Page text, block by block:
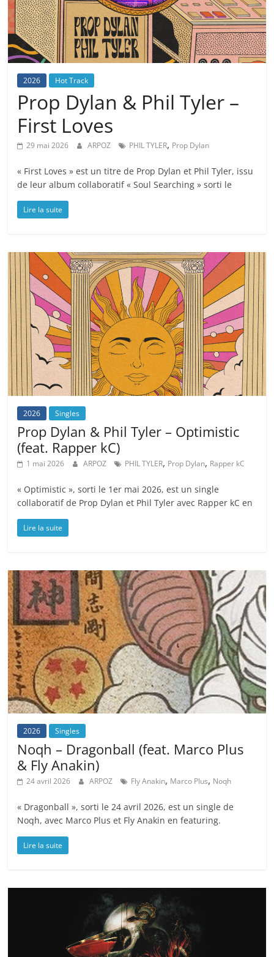
2026 Hot Track
Prop Dylan & Phil Tyler –
First Loves
29 mai 2026 ARPOZ PHIL TYLER, Prop Dylan
« First Loves » est un titre de Prop Dylan et Phil Tyler, issu
de leur album collaboratif « Soul Searching » sorti le
Lire la suite
2026 Singles
Prop Dylan & Phil Tyler – Optimistic
(feat. Rapper kC)
1 mai 2026 ARPOZ PHIL TYLER, Prop Dylan, Rapper kC
« Optimistic », sorti le 1er mai 2026, est un single
collaboratif de Prop Dylan et Phil Tyler avec Rapper kC en
Lire la suite
2026 Singles
Noqh – Dragonball (feat. Marco Plus
& Fly Anakin)
24 avril 2026 ARPOZ Fly Anakin, Marco Plus, Noqh
« Dragonball », sorti le 24 avril 2026, est un single de
Noqh, avec Marco Plus et Fly Anakin en featuring.
Lire la suite